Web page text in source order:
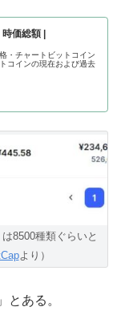
価総額 |
・チャートビットコイン
コインの現在および過去
8500種類ぐらいと
より）
とある。